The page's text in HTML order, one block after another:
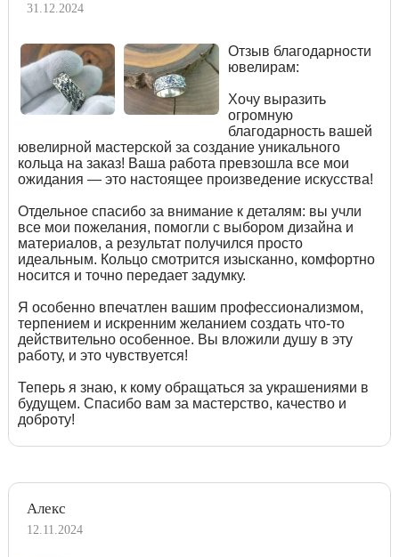
31.12.2024
Отзыв благодарности
ювелирам:
Хочу выразить
огромную
благодарность вашей
ювелирной мастерской за создание уникального
кольца на заказ! Ваша работа превзошла все мои
ожидания — это настоящее произведение искусства!
Отдельное спасибо за внимание к деталям: вы учли
все мои пожелания, помогли с выбором дизайна и
материалов, а результат получился просто
идеальным. Кольцо смотрится изысканно, комфортно
носится и точно передает задумку.
Я особенно впечатлен вашим профессионализмом,
терпением и искренним желанием создать что-то
действительно особенное. Вы вложили душу в эту
работу, и это чувствуется!
Теперь я знаю, к кому обращаться за украшениями в
будущем. Спасибо вам за мастерство, качество и
доброту!
Алекс
12.11.2024